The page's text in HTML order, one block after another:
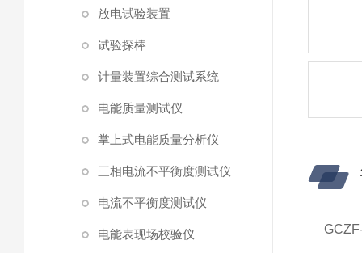
放电试验装置
试验探棒
计量装置综合测试系统
电能质量测试仪
掌上式电能质量分析仪
三相电流不平衡度测试仪
电流不平衡度测试仪
电能表现场校验仪